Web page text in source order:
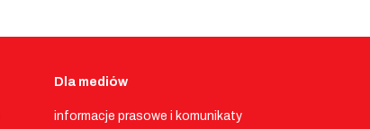
Dla mediów
informacje prasowe i komunikaty